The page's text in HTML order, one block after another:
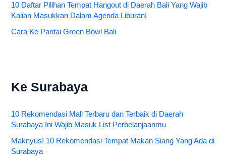
10 Daftar Pilihan Tempat Hangout di Daerah Bali Yang Wajib
Kalian Masukkan Dalam Agenda Liburan!
Cara Ke Pantai Green Bowl Bali
Ke Surabaya
10 Rekomendasi Mall Terbaru dan Terbaik di Daerah
Surabaya Ini Wajib Masuk List Perbelanjaanmu
Maknyus! 10 Rekomendasi Tempat Makan Siang Yang Ada di
Surabaya